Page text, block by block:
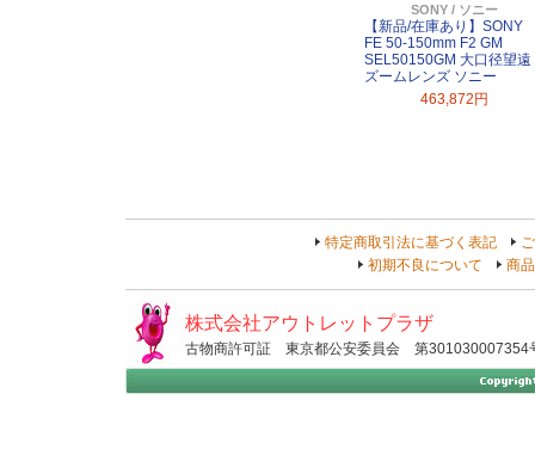
SONY / ソニー
【新品/在庫あり】SONY
FE 50-150mm F2 GM
SEL50150GM 大口径望遠
ズームレンズ ソニー
463,872円
特定商取引法に基づく表記
初期不良について
商
株式会社アウトレットプラザ
古物商許可証 東京都公安委員会 第301030007354